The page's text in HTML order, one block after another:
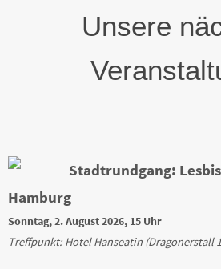
Unsere
Stadtrundgang:
Hamburg
Sonntag, 2. August 2026, 15 Uhr
Treffpunkt: Hotel Hanseatin (Dragonerstall